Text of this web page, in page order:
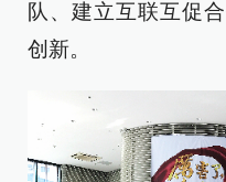
队、建立互联互促
创新。